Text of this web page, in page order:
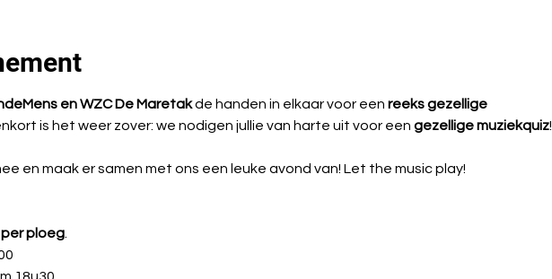
en WZC De Maretak de handen in elkaar voor een reeks gezellige
is het weer zover: we nodigen jullie van harte uit voor een gezellige muziekquiz!
en maak er samen met ons een leuke avond van! Let the music play!
ploeg.